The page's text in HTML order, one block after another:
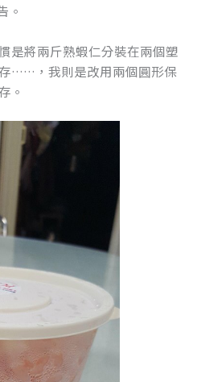
。
是將兩斤熟蝦仁分裝在兩個塑
……，我則是改用兩個圓形保
。